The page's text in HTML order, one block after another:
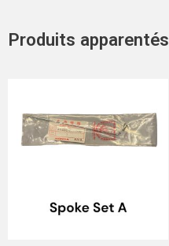
Produits apparentés